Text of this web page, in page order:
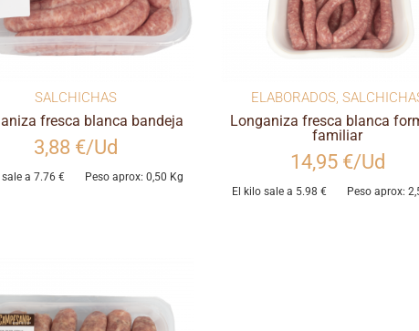
SALCHICHAS
fresca blanca bandeja
3,88 €/Ud
sale a 7.76 € Peso aprox: 0,50 Kg
ELABORADOS,
Longaniza fresca blanca
familiar
14,95 €/Ud
El kilo sale a 5.98 € Peso aprox: